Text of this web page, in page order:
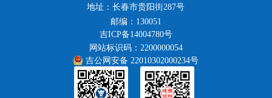
地址：长春市贵阳街287号
邮编：130051
吉ICP备14004780号
网站标识码：2200000054
吉公网安备 22010302000234号